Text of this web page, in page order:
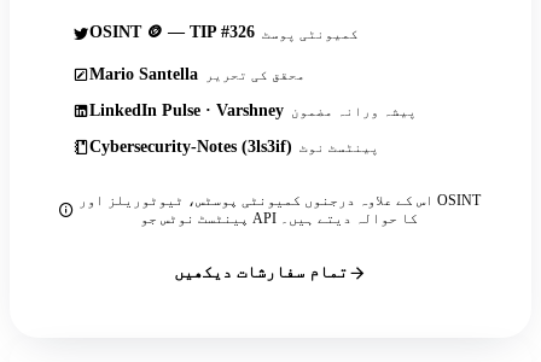
OSINT 🪙 — TIP #326 کمیونٹی پوسٹ
Mario Santella محقق کی تحریر
LinkedIn Pulse · Varshney پیشہ ورانہ مضمون
Cybersecurity-Notes (3ls3if) پینٹسٹ نوٹ
اس کے علاوہ درجنوں کمیونٹی پوسٹس، ٹیوٹوریلز اور OSINT
پینٹسٹ نوٹس جو API کا حوالہ دیتے ہیں۔
تمام سفارشات دیکھیں